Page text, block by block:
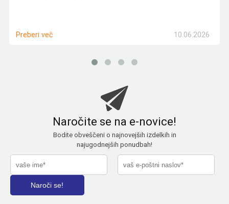
10.06.2026
Preberi več
Naročite se na e-novice!
Bodite obveščeni o najnovejših izdelkih in
najugodnejših ponudbah!